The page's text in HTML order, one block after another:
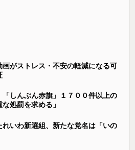
画がストレス・不安の軽減になる可
しんぶん赤旗」１７００件以上の
処罰を求める」
れいわ新選組、新たな党名は「いの